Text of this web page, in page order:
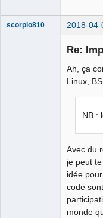
scorpio810 2018-
Re:
Ah, ça
Linux,
NB :
Avec du
je peut
idée
code
monde